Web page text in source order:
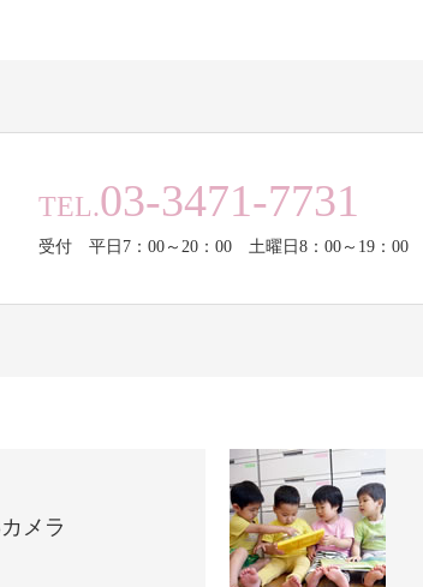
TEL.03-3471-7731
受付 平日7：00～20：00 土曜日8：00～19：00
メラ